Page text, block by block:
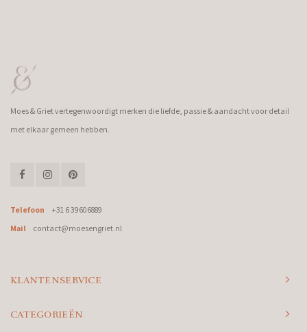
Moes & Griet vertegenwoordigt merken die liefde, passie & aandacht voor detail
met elkaar gemeen hebben.
Telefoon
+31 6 39606889
Mail
contact@moesengriet.nl
KLANTENSERVICE
CATEGORIEËN